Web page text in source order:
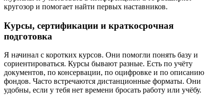
кругозор и помогает найти первых наставников.
Курсы, сертификации и краткосрочная
подготовка
Я начинал с коротких курсов. Они помогли понять базу и
сориентироваться. Курсы бывают разные. Есть по учёту
документов, по консервации, по оцифровке и по описанию
фондов. Часто встречаются дистанционные форматы. Они
удобны, если у тебя нет времени бросать работу или учёбу.